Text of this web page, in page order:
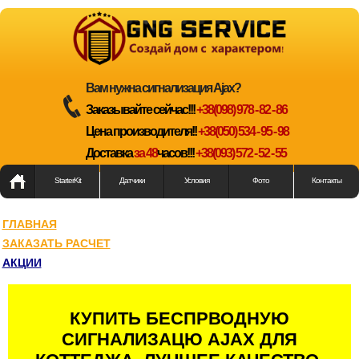
Вам нужна сигнализация Ajax?
Заказывайте сейчас!!!+38(098) 978 - 82 - 86
Цена производителя!!+38(050) 534 - 95 - 98
Доставказа 48часов!!!+38(093) 572 - 52 - 55
StarterKit Датчики Условия Фото Контакты
ГЛАВНАЯ
ЗАКАЗАТЬ РАСЧЕТ
АКЦИИ
КУПИТЬ БЕСПРВОДНУЮ
СИГНАЛИЗАЦЮ AJAX ДЛЯ